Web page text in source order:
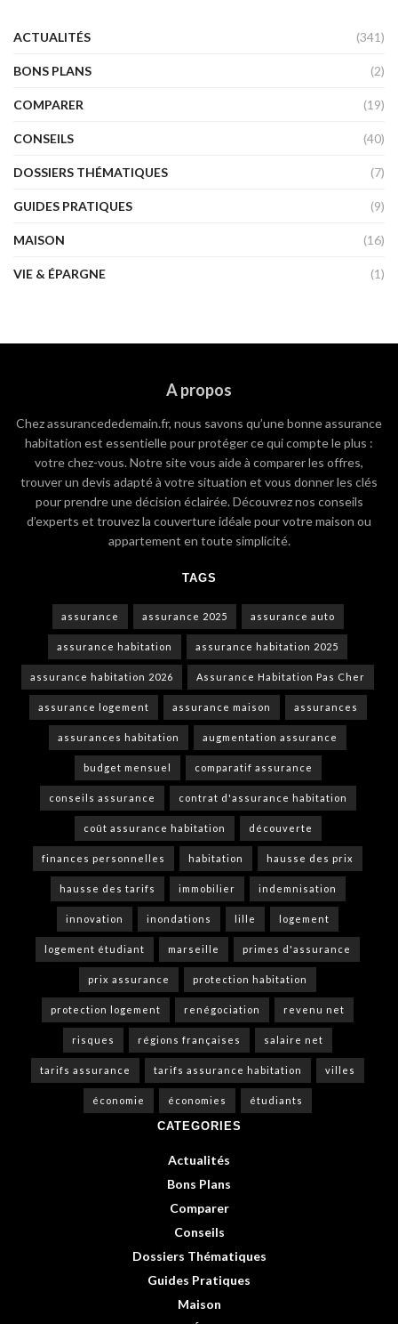
ACTUALITÉS (341)
BONS PLANS (2)
COMPARER (19)
CONSEILS (40)
DOSSIERS THÉMATIQUES (7)
GUIDES PRATIQUES (9)
MAISON (16)
VIE & ÉPARGNE (1)
A propos
Chez assurancededemain.fr, nous savons qu’une bonne assurance
habitation est essentielle pour protéger ce qui compte le plus :
votre chez-vous. Notre site vous aide à comparer les offres,
trouver un devis adapté à votre situation et vous donner les clés
pour prendre une décision éclairée. Découvrez nos conseils
d’experts et trouvez la couverture idéale pour votre maison ou
appartement en toute simplicité.
TAGS
assurance assurance 2025 assurance auto
assurance habitation assurance habitation 2025
assurance habitation 2026 Assurance Habitation Pas Cher
assurance logement assurance maison assurances
assurances habitation augmentation assurance
budget mensuel comparatif assurance
conseils assurance contrat d'assurance habitation
coût assurance habitation découverte
finances personnelles habitation hausse des prix
hausse des tarifs immobilier indemnisation
innovation inondations lille logement
logement étudiant marseille primes d'assurance
prix assurance protection habitation
protection logement renégociation revenu net
risques régions françaises salaire net
tarifs assurance tarifs assurance habitation villes
économie économies étudiants
CATEGORIES
Actualités
Bons Plans
Comparer
Conseils
Dossiers Thématiques
Guides Pratiques
Maison